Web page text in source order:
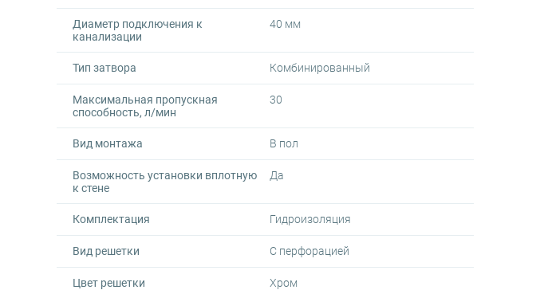
Диаметр подключения к
канализации
40 мм
Тип затвора Комбинированный
Максимальная пропускная
способность, л/мин
30
Вид монтажа В пол
Возможность установки вплотную
к стене
Да
Комплектация Гидроизоляция
Вид решетки С перфорацией
Цвет решетки Хром